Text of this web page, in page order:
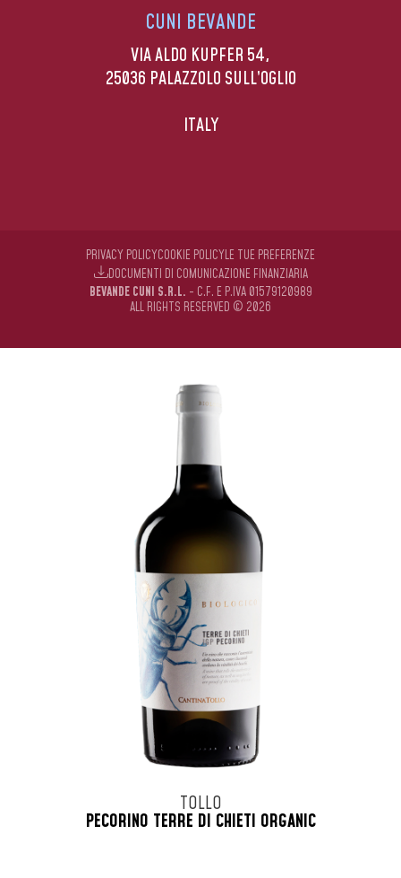
CUNI BEVANDE
VIA ALDO KUPFER 54,
25036 PALAZZOLO SULL’OGLIO
ITALY
BEVANDE CUNI S.R.L. - C.F. E P.IVA 01579120989
ALL RIGHTS RESERVED © 2026
PRIVACY POLICYCOOKIE POLICYLE TUE PREFERENZE
DOCUMENTI DI COMUNICAZIONE FINANZIARIA
TOLLO
PECORINO TERRE DI CHIETI ORGANIC